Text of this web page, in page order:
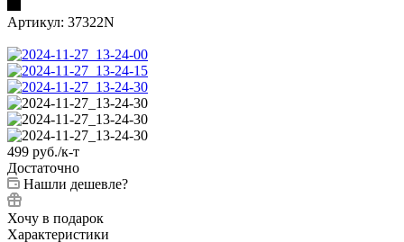
Артикул: 37322N
499 руб./к-т
Достаточно
Нашли дешевле?
Хочу в подарок
Характеристики